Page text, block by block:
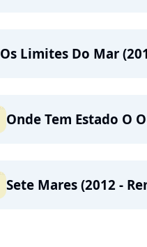
Os Limites Do Mar
Onde Tem Estado O
Sete Mares (2012 -